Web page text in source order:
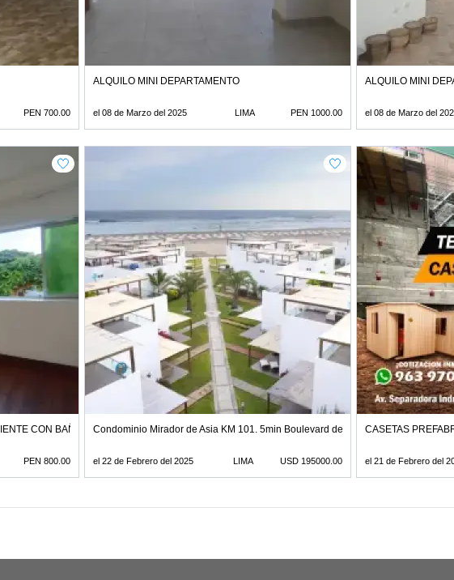
PEN 700.00
ALQUILO MINI DEPARTAMENTO
el 08 de Marzo del 2025 LIMA PEN 1000.00
ALQUILO MINI
el 08 de Marzo del
CON BAÑO PROPIO EN JESUS MARIA
PEN 800.00
Condominio Mirador de Asia KM 101. 5min Boulevard de Asia
el 22 de Febrero del 2025 LIMA USD 195000.00
CASETAS
el 21 de Febrero del